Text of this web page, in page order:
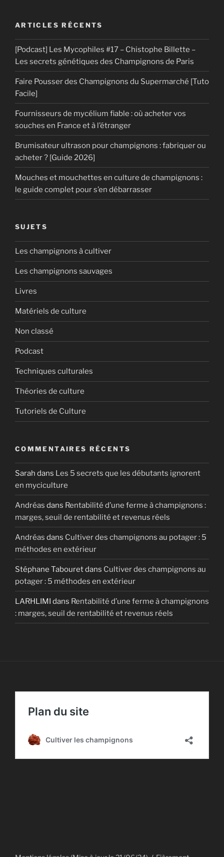
ARTICLES RÉCENTS
[Podcast] Les Mycophiles #17 – Chistophe Billette –
Les secrets génétiques des Champignons de Paris
Faire Pousser des Champignons du Supermarché [Tuto
Facile]
Fournisseurs de mycélium fiable : où acheter vos
souches en France et à l’étranger
Brumisateur ultrason pour champignons : fabriquer ou
acheter ? [Guide 2026]
Mouches et mouchettes en culture de champignons :
le guide complet pour s’en débarrasser
SUJETS
Les champignons à cultiver
Les champignons sauvages
Livres
Matériels de culture
Non classé
Podcast
Techniques culturales
Théories de culture
Tutoriels de Culture
COMMENTAIRES RÉCENTS
Sarah dans Les 5 secrets que les débutants ignorent
en myciculture
Andréas dans Rentabilité d’une ferme à champignons :
marges, seuil de rentabilité et revenus réels
Andréas dans Cultiver des champignons au potager : 5
méthodes en extérieur
Stéphane Tabouretdans Cultiver des champignons au
potager : 5 méthodes en extérieur
LARHLIMI dans Rentabilité d’une ferme à champignons
: marges, seuil de rentabilité et revenus réels